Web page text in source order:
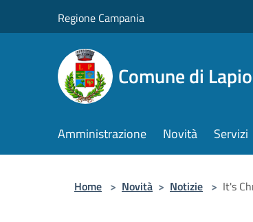
Regione Campania
Comune di Lapio
Amministrazione Novità Servizi
Home > Novità > Notizie > It's